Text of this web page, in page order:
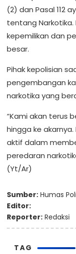
(2) dan Pasal 112
tentang
kepemilikan dan
besar.
Pihak kepolisian
pengembangan
narkotika yang
“Kami akan terus
hingga ke
aktif dalam
peredaran
(Yt/Ar)
Sumber: Humas
Editor:
Reporter: Redaksi
TAG